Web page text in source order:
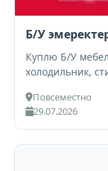
Б/У
Куплю Б/У
холодильник,
Повсеместно
29.07.2026